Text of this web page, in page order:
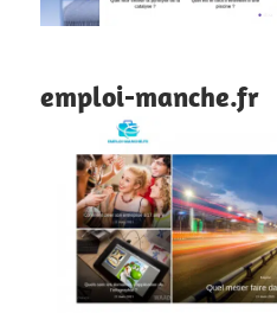
emploi-manche.fr